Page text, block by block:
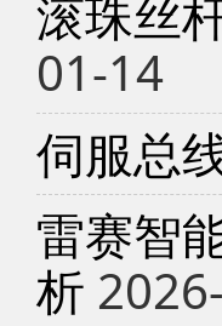
滚珠丝
01-14
伺服总
雷赛智
析